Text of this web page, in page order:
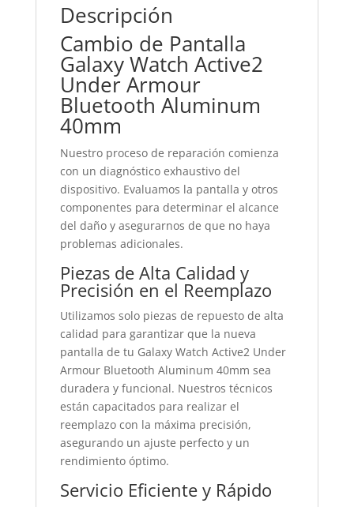
Descripción
Cambio de Pantalla
Galaxy Watch Active2
Under Armour
Bluetooth Aluminum
40mm
Nuestro proceso de reparación comienza
con un diagnóstico exhaustivo del
dispositivo. Evaluamos la pantalla y otros
componentes para determinar el alcance
del daño y asegurarnos de que no haya
problemas adicionales.
Piezas de Alta Calidad y
Precisión en el Reemplazo
Utilizamos solo piezas de repuesto de alta
calidad para garantizar que la nueva
pantalla de tu Galaxy Watch Active2 Under
Armour Bluetooth Aluminum 40mm sea
duradera y funcional. Nuestros técnicos
están capacitados para realizar el
reemplazo con la máxima precisión,
asegurando un ajuste perfecto y un
rendimiento óptimo.
Servicio Eficiente y Rápido